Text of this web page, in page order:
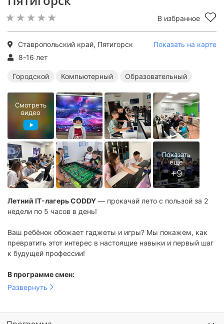
В избранное
Ставропольский край, Пятигорск
Показать на карте
8-16 лет
Городской Компьютерный Образовательный
Летний IT-лагерь CODDY — прокачай лето с пользой за 2
недели по 5 часов в день!
Ваш ребёнок обожает гаджеты и игры? Мы покажем, как
превратить этот интерес в настоящие навыки и первый шаг
к будущей профессии!
В программе смен:
«Школа кибердетективов» — шифры, квесты, секретные
Развернуть
Смотреть
видео